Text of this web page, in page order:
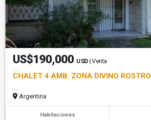
US$190,000 USD | Venta
CHALET 4 AMB. ZONA DIVINO ROSTRO
Argentina
Habitaciones